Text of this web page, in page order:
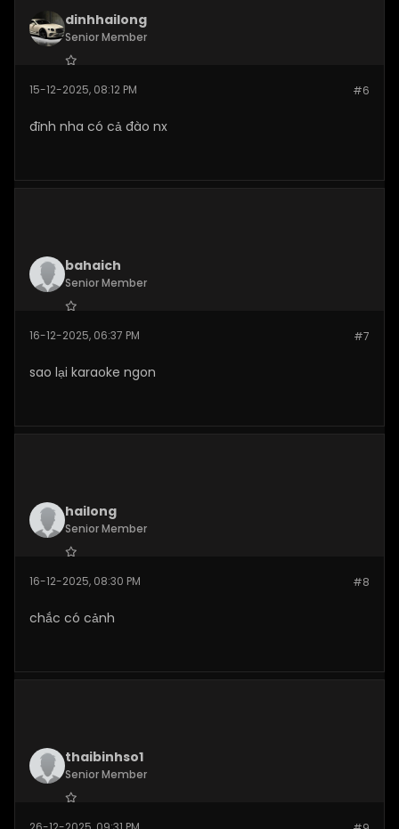
dinhhailong
Senior Member
Posts:277 #6
15-12-2025, 08:12 PM
đỉnh nha có cả đào nx
bahaich
Senior Member
Posts:263 #7
16-12-2025, 06:37 PM
sao lại karaoke ngon
hailong
Senior Member
Posts:271 #8
16-12-2025, 08:30 PM
chắc có cảnh
thaibinhso1
Senior Member